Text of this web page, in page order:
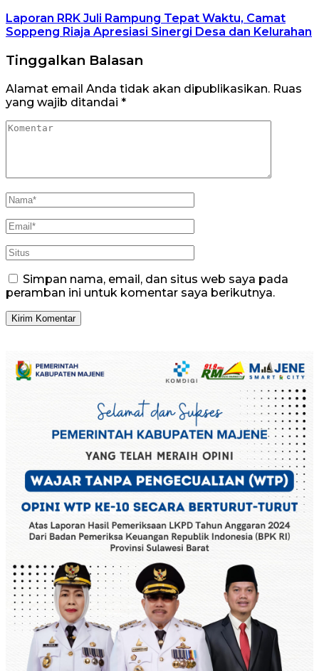
Laporan RRK Juli Rampung Tepat Waktu, Camat
Soppeng Riaja Apresiasi Sinergi Desa dan Kelurahan
Tinggalkan Balasan
Alamat email Anda tidak akan dipublikasikan. Ruas
yang wajib ditandai *
Simpan nama, email, dan situs web saya pada
peramban ini untuk komentar saya berikutnya.